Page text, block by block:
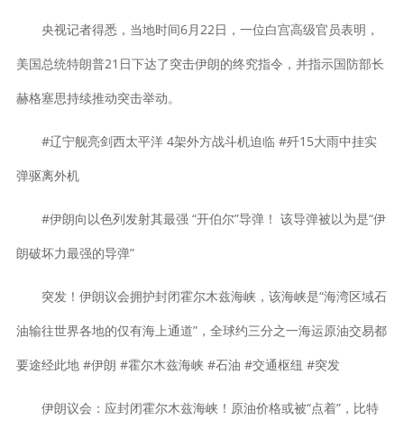
央视记者得悉，当地时间6月22日，一位白宫高级官员表明，
美国总统特朗普21日下达了突击伊朗的终究指令，并指示国防部长
赫格塞思持续推动突击举动。
#辽宁舰亮剑西太平洋 4架外方战斗机迫临 #歼15大雨中挂实
弹驱离外机
#伊朗向以色列发射其最强 “开伯尔”导弹！ 该导弹被以为是“伊
朗破坏力最强的导弹”
突发！伊朗议会拥护封闭霍尔木兹海峡，该海峡是“海湾区域石
油输往世界各地的仅有海上通道”，全球约三分之一海运原油交易都
要途经此地 #伊朗 #霍尔木兹海峡 #石油 #交通枢纽 #突发
伊朗议会：应封闭霍尔木兹海峡！原油价格或被“点着”，比特